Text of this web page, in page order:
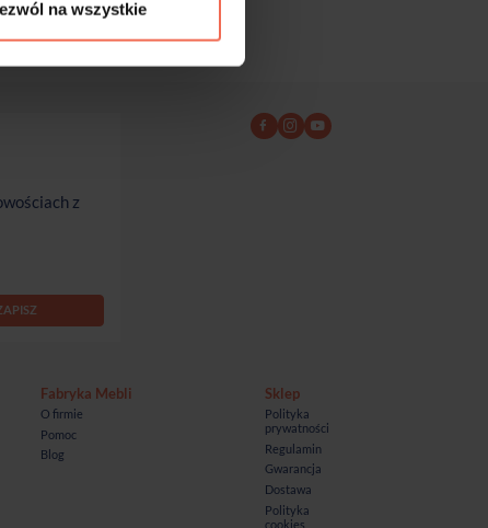
na wszystkie
z
Fabryka Mebli
O firmie
Pomoc
Blog
Sklep
Polityka
prywatności
Regulamin
Gwarancja
Dostawa
Polityka
cookies